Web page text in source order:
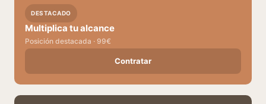
DESTACADO
Multiplica tu alcance
Posición destacada · 99€
Contratar